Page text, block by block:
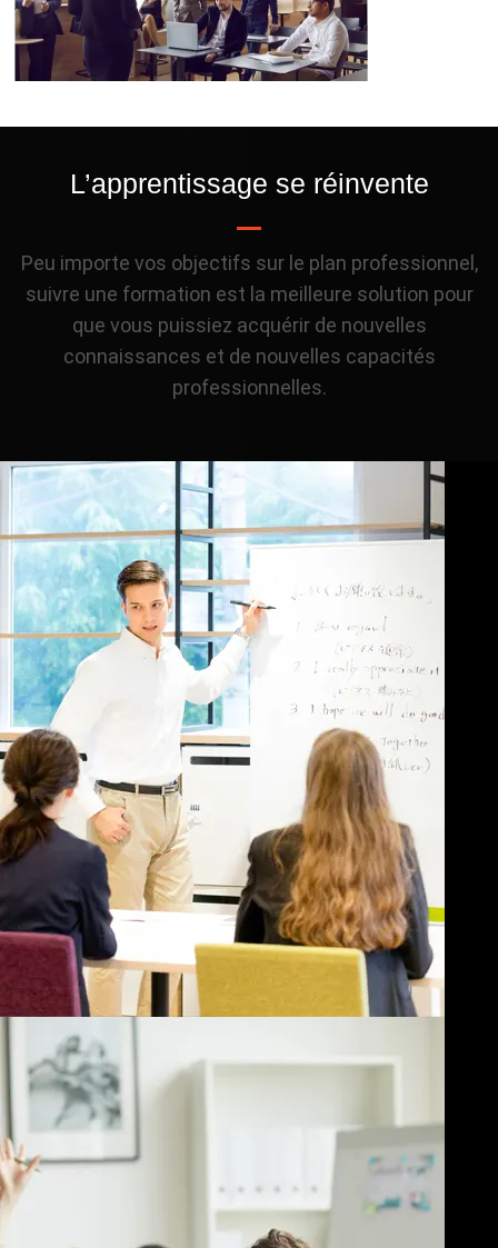
L’apprentissage se réinvente
Peu importe vos objectifs sur le plan professionnel,
suivre une formation est la meilleure solution pour
que vous puissiez acquérir de nouvelles
connaissances et de nouvelles capacités
professionnelles.